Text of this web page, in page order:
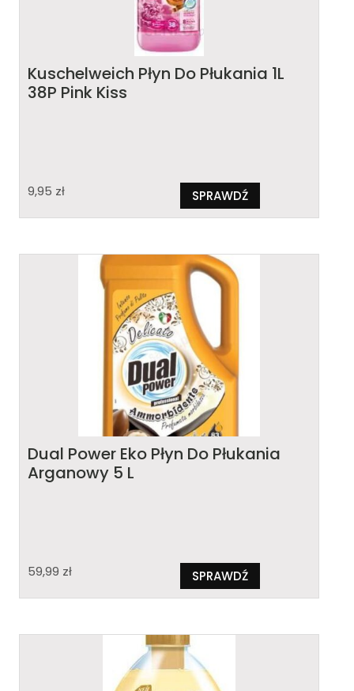
Kuschelweich Płyn Do Płukania 1L
38P Pink Kiss
9,95 zł SPRAWDŹ
Dual Power Eko Płyn Do Płukania
Arganowy 5 L
59,99 zł SPRAWDŹ